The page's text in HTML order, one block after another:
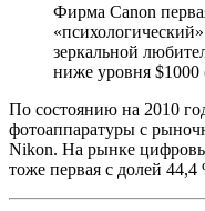
Фирма Canon
зеркальной
ниже уровня $1000
По состоянию на 2010
фотоаппаратуры c
Nikon. На рынке
тоже первая с долей